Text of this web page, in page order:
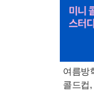
여름방
콜드컵